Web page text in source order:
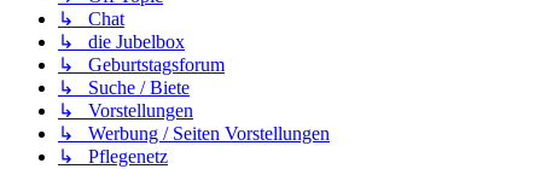
↳ Chat
↳ die Jubelbox
↳ Geburtstagsforum
↳ Suche / Biete
↳ Vorstellungen
↳ Werbung / Seiten Vorstellungen
↳ Pflegenetz